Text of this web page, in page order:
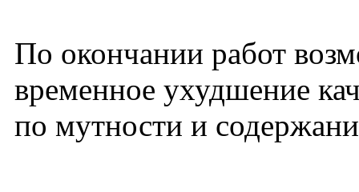
По окончании работ
временное ухудшение
по мутности и